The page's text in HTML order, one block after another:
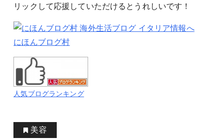
リックして応援していただけるとうれしいです！
にほんブログ村
人気ブログランキング
美容